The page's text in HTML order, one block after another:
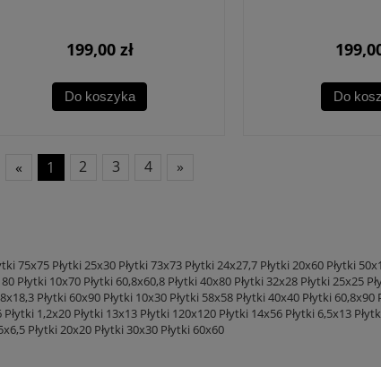
199,00 zł
Do koszyka Do
« 1 2 3 4 »
75x75 Płytki 25x30 Płytki 73x73 Płytki 24x27,7 Płytki 20x60 Płytki
Płytki 10x70 Płytki 60,8x60,8 Płytki 40x80 Płytki 32x28 Płytki 25x25
Płytki 60x90 Płytki 10x30 Płytki 58x58 Płytki 40x40 Płytki 60,8x90
Płytki 1,2x20 Płytki 13x13 Płytki 120x120 Płytki 14x56 Płytki 6,5x13
Płytki 20x20 Płytki 30x30 Płytki 60x60